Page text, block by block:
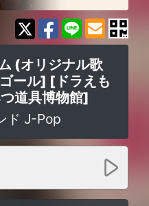
(オリジナル歌
ール] [ドラえも
道具博物館]
ド J-Pop